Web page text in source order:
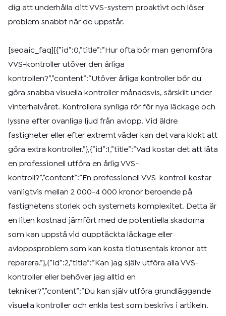
dig att underhålla ditt VVS-system proaktivt och löser
problem snabbt när de uppstår.
[seoaic_faq][{”id”:0,”title”:”Hur ofta bör man genomföra
VVS-kontroller utöver den årliga
kontrollen?”,”content”:”Utöver årliga kontroller bör du
göra snabba visuella kontroller månadsvis, särskilt under
vinterhalvåret. Kontrollera synliga rör för nya läckage och
lyssna efter ovanliga ljud från avlopp. Vid äldre
fastigheter eller efter extremt väder kan det vara klokt att
göra extra kontroller.”},{”id”:1,”title”:”Vad kostar det att låta
en professionell utföra en årlig VVS-
kontroll?”,”content”:”En professionell VVS-kontroll kostar
vanligtvis mellan 2 000-4 000 kronor beroende på
fastighetens storlek och systemets komplexitet. Detta är
en liten kostnad jämfört med de potentiella skadorna
som kan uppstå vid oupptäckta läckage eller
avloppsproblem som kan kosta tiotusentals kronor att
reparera.”},{”id”:2,”title”:”Kan jag själv utföra alla VVS-
kontroller eller behöver jag alltid en
tekniker?”,”content”:”Du kan själv utföra grundläggande
visuella kontroller och enkla test som beskrivs i artikeln.